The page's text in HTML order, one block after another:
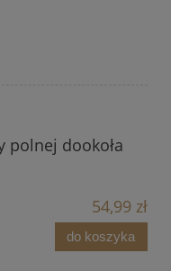
polnej dookoła
54,99 zł
do koszyka